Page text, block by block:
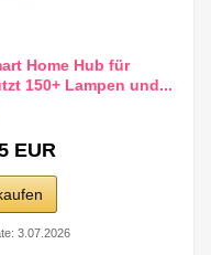
Home Hub für
150+ Lampen und...
EUR
3.07.2026